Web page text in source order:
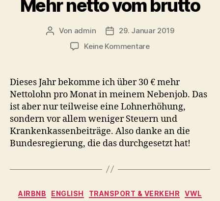
Mehr netto vom brutto
Beitragsautor
Von admin Beitragsdatum
29. Januar 2019
Keine Kommentarezu
vom
brutto
Dieses Jahr bekomme ich über 30 € mehr
Nettolohn pro Monat in meinem Nebenjob. Das
ist aber nur teilweise eine Lohnerhöhung,
sondern vor allem weniger Steuern und
Krankenkassenbeiträge. Also danke an die
Bundesregierung, die das durchgesetzt hat!
Kategorien
AIRBNB ENGLISH TRANSPORT & VERKEHR VWL